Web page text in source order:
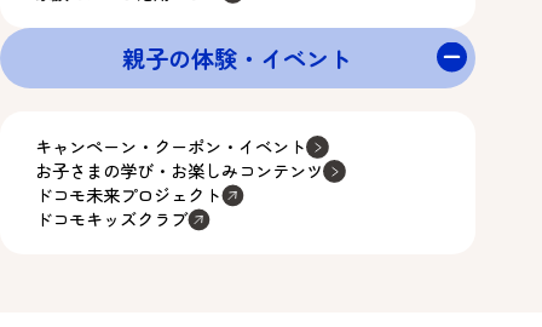
親子の体験・イベント
キャンペーン・クーポン・イベント
お子さまの学び・お楽しみコンテンツ
ドコモ未来プロジェクト
ドコモキッズクラブ